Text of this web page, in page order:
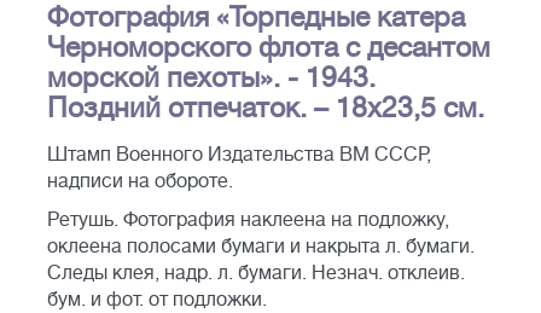
Фотография «Торпедные катера
Черноморского флота с десантом
морской пехоты». - 1943.
Поздний отпечаток. – 18х23,5 см.
Штамп Военного Издательства ВМ СССР,
надписи на обороте.
Ретушь. Фотография наклеена на подложку,
оклеена полосами бумаги и накрыта л. бумаги.
Следы клея, надр. л. бумаги. Незнач. отклеив.
бум. и фот. от подложки.